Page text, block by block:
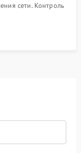
сети. Контроль
режима и
сигнала.